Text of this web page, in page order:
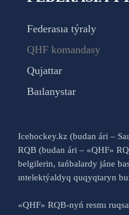
Federasıa týraly
QHF komandasy
Qujattar
Baılanystar
Icehockey.kz (budan ári –
RQB (budan ári – «QHF»
belgilerin, tańbalardy jáne
ıntelektýaldyq quqyqtaryn
«QHF» RQB-nyń resmı